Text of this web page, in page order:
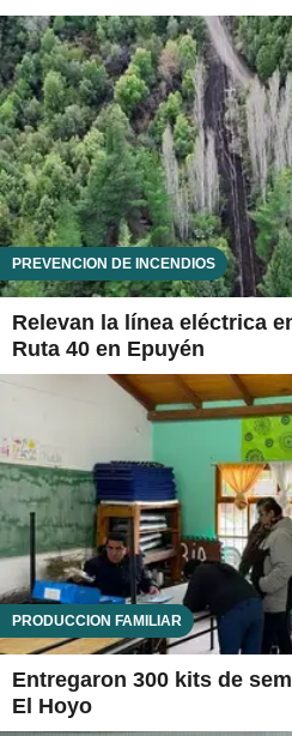
PREVENCIÓN DE INCENDIOS
Relevan la línea eléctrica
Ruta 40 en Epuyén
PRODUCCIÓN FAMILIAR
Entregaron 300 kits de
El Hoyo